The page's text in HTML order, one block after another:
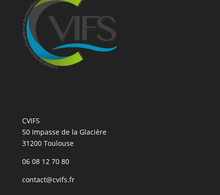
CVIFS
50 Impasse de la Glacière
31200 Toulouse
06 08 12 70 80
contact@cvifs.fr